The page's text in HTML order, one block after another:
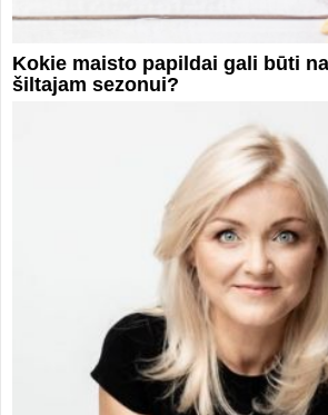
Kokie maisto papildai gali būti
šiltajam sezonui?